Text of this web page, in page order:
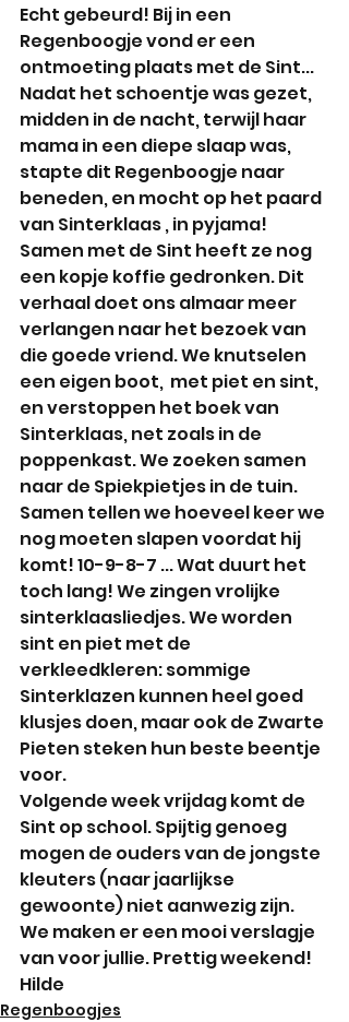
Echt gebeurd! Bij in een
Regenboogje vond er een
ontmoeting plaats met de Sint...
Nadat het schoentje was gezet,
midden in de nacht, terwijl haar
mama in een diepe slaap was,
stapte dit Regenboogje naar
beneden, en mocht op het paard
van Sinterklaas , in pyjama!
Samen met de Sint heeft ze nog
een kopje koffie gedronken. Dit
verhaal doet ons almaar meer
verlangen naar het bezoek van
die goede vriend. We knutselen
een eigen boot,  met piet en sint,
en verstoppen het boek van
Sinterklaas, net zoals in de
poppenkast. We zoeken samen
naar de Spiekpietjes in de tuin.
Samen tellen we hoeveel keer we
nog moeten slapen voordat hij
komt! 10-9-8-7 ... Wat duurt het
toch lang! We zingen vrolijke
sinterklaasliedjes. We worden
sint en piet met de
verkleedkleren: sommige
Sinterklazen kunnen heel goed
klusjes doen, maar ook de Zwarte
Pieten steken hun beste beentje
voor.
Volgende week vrijdag komt de
Sint op school. Spijtig genoeg
mogen de ouders van de jongste
kleuters (naar jaarlijkse
gewoonte) niet aanwezig zijn.
We maken er een mooi verslagje
van voor jullie. Prettig weekend!
Hilde
Regenboogjes